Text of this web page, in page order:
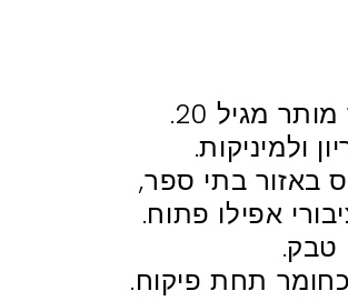
מגיל 20.
ולמיניקות.
באזור בתי ספר,
אפילו פתוח.
טבק.
תחת פיקוח.